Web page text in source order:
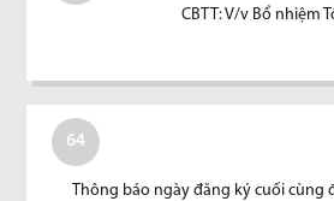
CBTT: V/v Bổ nhiệm
64
Thông báo ngày đăng ký cuối cùng